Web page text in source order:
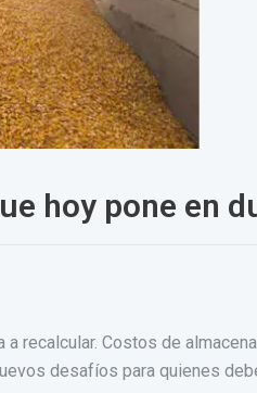
hoy pone en
recalcular. Costos de
desafíos para quienes